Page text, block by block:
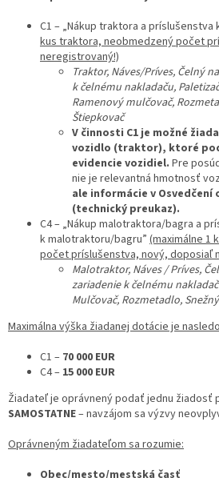
C1 – „Nákup traktora a príslušenstva
kus traktora, neobmedzený počet
neregistrovaný!)
Traktor, Náves/Príves, Čelný
k čelnému nakladaču,
Ramenový mulčovač,
Štiepkovač
V činnosti C1 je možné
vozidlo (traktor), ktoré
evidencie vozidiel. Pre
nie je relevantná hmotnosť
ale informácie v Osvedčení
(technický preukaz).
C4 – „Nákup malotraktora/bagra a
k malotraktoru/bagru” (maximálne 1
počet príslušenstva, nový, doposiaľ
Malotraktor, Náves / Príves,
zariadenie k čelnému
Mulčovač, Rozmetadlo,
Maximálna výška žiadanej dotácie je
C1 – 70 000 EUR
C4 – 15 000 EUR
Žiadateľ je oprávnený podať jednu žiadosť
SAMOSTATNE– navzájom sa výzvy
Oprávneným žiadateľom sa rozumie:
Obec/mesto/mestská časť